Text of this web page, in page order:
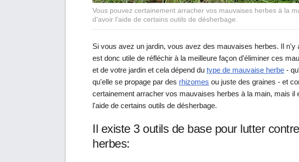
Vous pouvez certainement arracher vos mauvaises herbes à la
d'avoir l'aide de certains outils de désherbage.
Si vous avez un jardin, vous avez des mauvaises herbes. Il n'y
est donc utile de réfléchir à la meilleure façon d'éliminer ces
et de votre jardin et cela dépend du type de mauvaise herbe -
qu'elle se propage par des rhizomes ou juste des graines - et
certainement arracher vos mauvaises herbes à la main, mais il
l'aide de certains outils de désherbage.
Il existe 3 outils de base pour lutter
herbes: